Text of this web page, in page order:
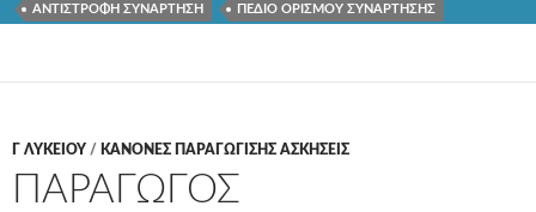
ΑΝΤΙΣΤΡΟΦΗ ΣΥΝΑΡΤΗΣΗ ΠΕΔΙΟ ΟΡΙΣΜΟΥ ΣΥΝΑΡΤΗΣΗΣ
Γ ΛΥΚΕΊΟΥ / ΚΑΝΟΝΕΣ ΠΑΡΑΓΩΓΙΣΗΣ ΑΣΚΗΣΕΙΣ
ΠΑΡΑΓΩΓΟΣ